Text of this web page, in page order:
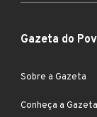
Gazeta do
Sobre a Gazeta
Conheça a Gazeta